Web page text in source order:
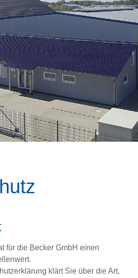
für die Becker GmbH einen
klärt Sie über die Art,